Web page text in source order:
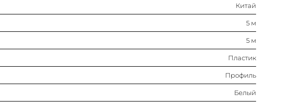
Китай
5 м
5 м
Пластик
Профиль
Белый